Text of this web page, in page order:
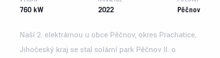
760 kW 2022 Pěčnov
Naší 2. elektrárnou u obce Pěčnov, okres Prachatice,
Jihočeský kraj se stal solární park Pěčnov II. o